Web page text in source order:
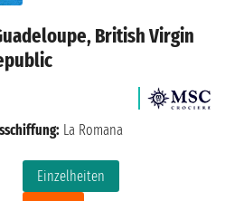
British Virgin
Einzelheiten
La Romana